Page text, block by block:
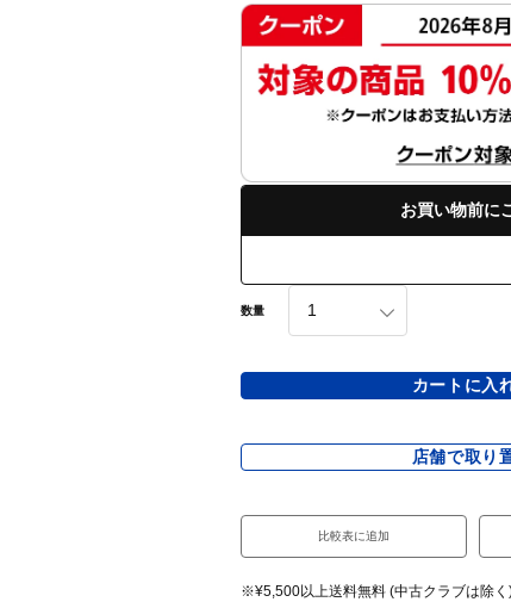
お買い物前に
数量
カートに入
店舗で取り
比較表に追加
※¥5,500以上送料無料 (中古クラブは除く